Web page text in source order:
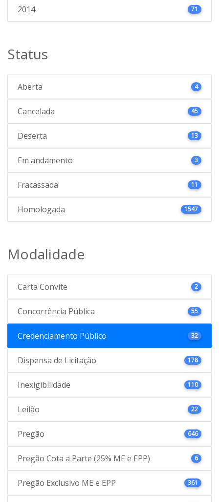
2014 71
Status
Aberta 4
Cancelada 45
Deserta 13
Em andamento 3
Fracassada 11
Homologada 1547
Modalidade
Carta Convite 2
Concorrência Pública 55
Credenciamento Público 32
Dispensa de Licitação 178
Inexigibilidade 110
Leilão 22
Pregão 646
Pregão Cota a Parte (25% ME e EPP) 6
Pregão Exclusivo ME e EPP 361